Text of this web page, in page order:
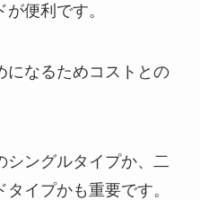
便利です。
になるためコストとの
シングルタイプか、二
イプかも重要です。